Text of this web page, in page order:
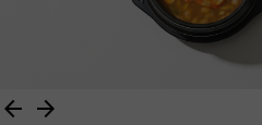
arrow_back arrow_forward